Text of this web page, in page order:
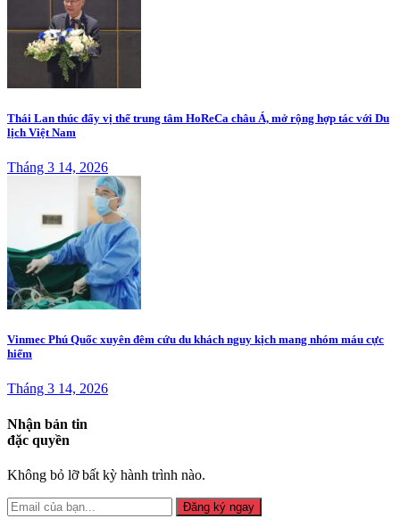
Thái Lan thúc đẩy vị thế trung tâm HoReCa châu Á, mở rộng hợp tác với Du
lịch Việt Nam
Tháng 3 14, 2026
Vinmec Phú Quốc xuyên đêm cứu du khách nguy kịch mang nhóm máu cực
hiếm
Tháng 3 14, 2026
Nhận bản tin
đặc quyền
Không bỏ lỡ bất kỳ hành trình nào.
Đăng ký ngay